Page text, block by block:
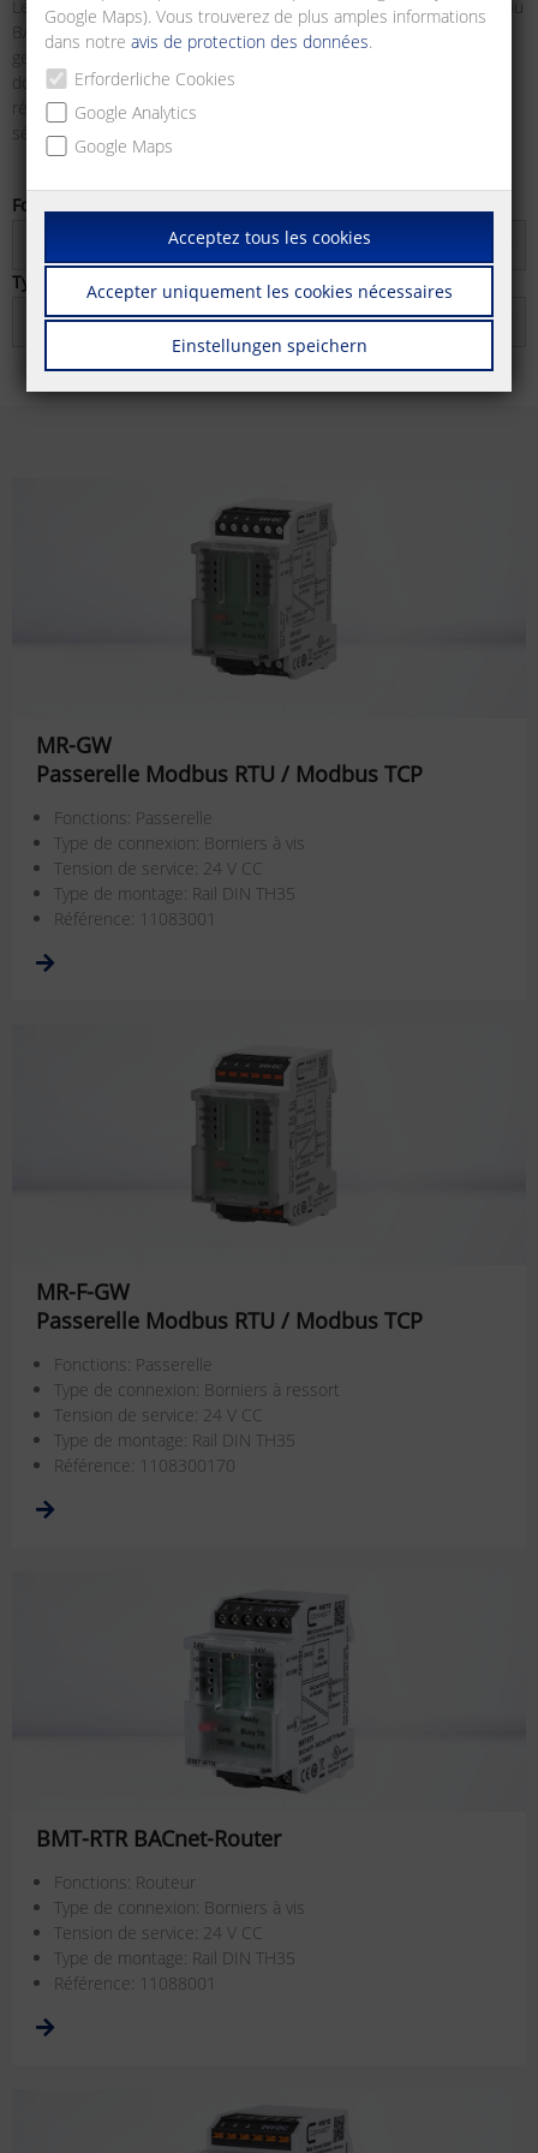
Les registres ou objets et ressources des appareils Modbus RTU ou
BACnet MS/TP sont ainsi mis à la disposition d'un système de
gestion d'immeuble (BMS). Pour la communication cryptée des
données, le routeur BACnet/SC (Secure Connect) achemine les
réseaux BACnet MS/TP ou BACnet/IP vers un réseau BACnet/SC
sécurisé et crypté.
Fonctions
Type de connexion
tout
MR-GW
Passerelle Modbus RTU / Modbus TCP
Fonctions: Passerelle
Type de connexion: Borniers à vis
Tension de service: 24 V CC
Type de montage: Rail DIN TH35
Référence: 11083001
MR-F-GW
Passerelle Modbus RTU / Modbus TCP
Fonctions: Passerelle
Type de connexion: Borniers à ressort
Tension de service: 24 V CC
Type de montage: Rail DIN TH35
Référence: 1108300170
BMT-RTR BACnet-Router
Fonctions: Routeur
Type de connexion: Borniers à vis
Tension de service: 24 V CC
Type de montage: Rail DIN TH35
Référence: 11088001
Google Maps). Vous trouverez de plus amples informations
dans notreavis de protection des données.
Erforderliche Cookies
Google Analytics
Google Maps
Acceptez tous les cookies
Accepter uniquement les cookies nécessaires
Einstellungen speichern